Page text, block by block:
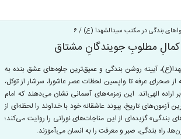
بندگی در مکتب سیدالشهدا (ع) / ۶
مطلوبِ جویندگانِ مشتاق
آیینه روشن بندگی و عمیق‌ترین جلوه‌های عشق بنده به
از صحرای عرفه تا واپسین لحظات عصر عاشورا، سرشار از توکل،
اراده الهی‌اند. این زمزمه‌های آسمانی نشان می‌دهند که امام
تاریخ، پیوند عاشقانه خود با خداوند را لحظه‌ای از
بندگی» گزیده‌ای از این مناجات‌های نورانی را روایت می‌کند؛
راه بندگی، صبر و معرفت را به انسان می‌آموزند.